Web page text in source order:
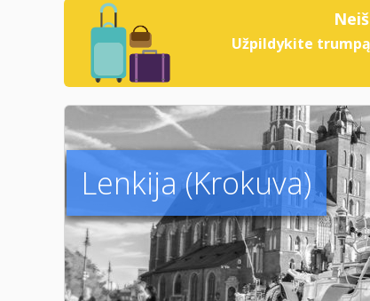
Užpildykite
Lenkija (Krokuva)